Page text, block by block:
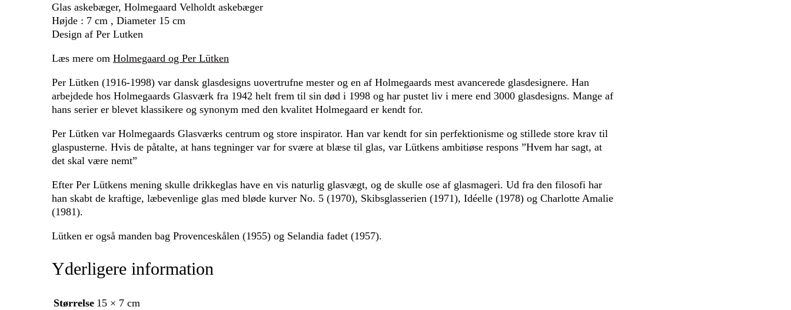
Glas askebæger, Holmegaard Velholdt askebæger
Højde : 7 cm , Diameter 15 cm
Design af Per Lutken
Læs mere om Holmegaard og Per Lütken
Per Lütken (1916-1998) var dansk glasdesigns uovertrufne mester og en af Holmegaards mest avancerede glasdesignere. Han
arbejdede hos Holmegaards Glasværk fra 1942 helt frem til sin død i 1998 og har pustet liv i mere end 3000 glasdesigns. Mange af
hans serier er blevet klassikere og synonym med den kvalitet Holmegaard er kendt for.
Per Lütken var Holmegaards Glasværks centrum og store inspirator. Han var kendt for sin perfektionisme og stillede store krav til
glaspusterne. Hvis de påtalte, at hans tegninger var for svære at blæse til glas, var Lütkens ambitiøse respons ”Hvem har sagt, at
det skal være nemt”
Efter Per Lütkens mening skulle drikkeglas have en vis naturlig glasvægt, og de skulle ose af glasmageri. Ud fra den filosofi har
han skabt de kraftige, læbevenlige glas med bløde kurver No. 5 (1970), Skibsglasserien (1971), Idéelle (1978) og Charlotte Amalie
(1981).
Lütken er også manden bag Provenceskålen (1955) og Selandia fadet (1957).
Yderligere information
Størrelse 15 × 7 cm